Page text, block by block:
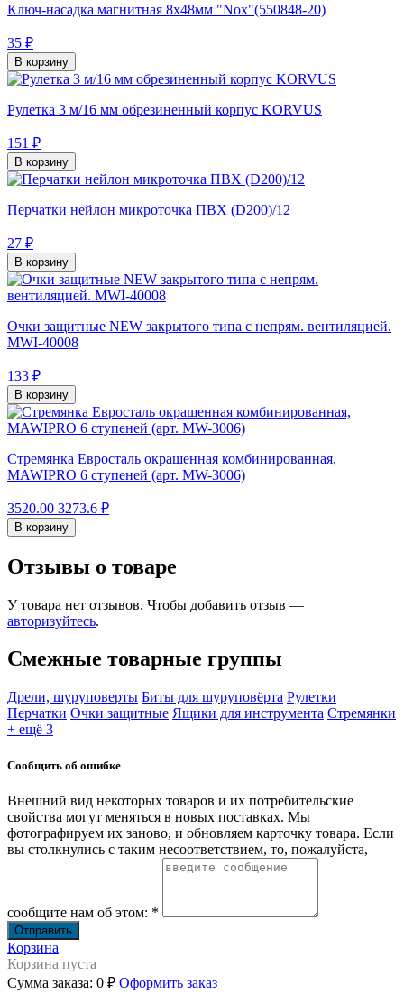
Ключ-насадка магнитная 8х48мм "Nох"(550848-20)
35 ₽
В корзину
Рулетка 3 м/16 мм обрезиненный корпус KORVUS
151 ₽
В корзину
Перчатки нейлон микроточка ПВХ (D200)/12
27 ₽
В корзину
Очки защитные NEW закрытого типа с непрям. вентиляцией.
MWI-40008
133 ₽
В корзину
Стремянка Евросталь окрашенная комбинированная,
MAWIPRO 6 ступеней (арт. MW-3006)
3520.00 3273.6 ₽
В корзину
Отзывы о товаре
У товара нет отзывов. Чтобы добавить отзыв —
авторизуйтесь.
Смежные товарные группы
Дрели, шуруповерты Биты для шуруповёрта Рулетки
Перчатки Очки защитные Ящики для инструмента Стремянки
+ ещё 3
Сообщить об ошибке
Внешний вид некоторых товаров и их потребительские
свойства могут меняться в новых поставках. Мы
фотографируем их заново, и обновляем карточку товара. Если
вы столкнулись с таким несоответствием, то, пожалуйста,
сообщите нам об этом: *
Корзина
Корзина пуста
Сумма заказа: 0 ₽ Оформить заказ